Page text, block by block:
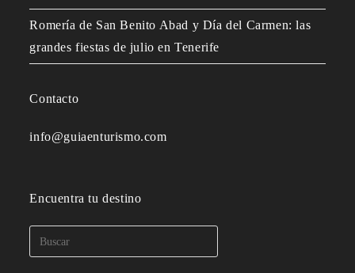
Romería de San Benito Abad y Día del Carmen: las
grandes fiestas de julio en Tenerife
Contacto
info@guiaenturismo.com
Encuentra tu destino